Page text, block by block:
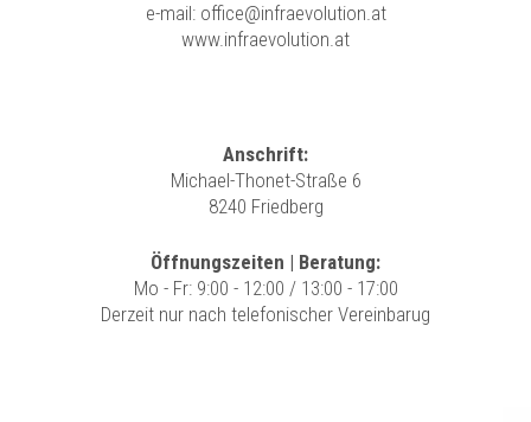
e-mail: office@infraevolution.at
www.infraevolution.at
Anschrift:
Michael-Thonet-Straße 6
8240 Friedberg
Öffnungszeiten | Beratung:
Mo - Fr: 9:00 - 12:00 / 13:00 - 17:00
Derzeit nur nach telefonischer Vereinbarug